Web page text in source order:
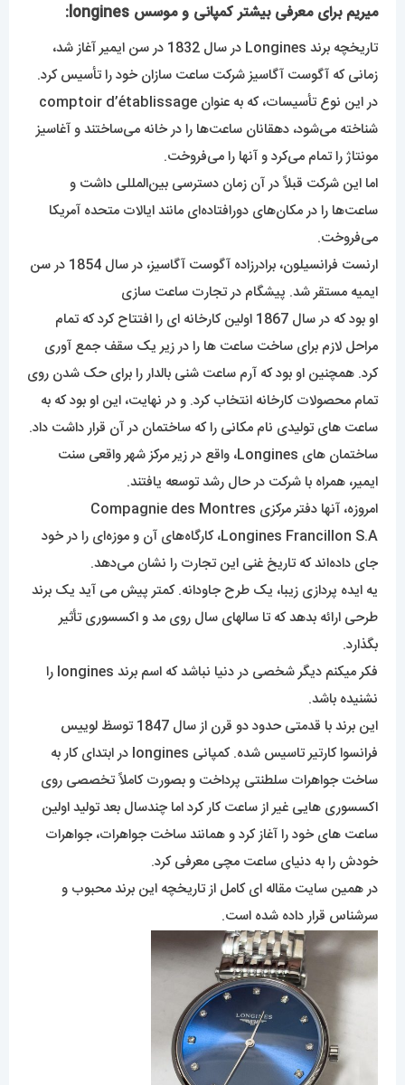
میریم برای معرفی بیشتر کمپانی و موسس longines:
تاریخچه برند Longines در سال 1832 در سن ایمیر آغاز شد،
زمانی که آگوست آگاسیز شرکت ساعت سازان خود را تأسیس کرد.
در این نوع تأسیسات، که به عنوان comptoir d’établissage
شناخته می‌شود، دهقانان ساعت‌ها را در خانه می‌ساختند و آغاسیز
مونتاژ را تمام می‌کرد و آنها را می‌فروخت.
اما این شرکت قبلاً در آن زمان دسترسی بین‌المللی داشت و
ساعت‌ها را در مکان‌های دورافتاده‌ای مانند ایالات متحده آمریکا
می‌فروخت.
ارنست فرانسیلون، برادرزاده آگوست آگاسیز، در سال 1854 در سن
ایمیه مستقر شد. پیشگام در تجارت ساعت سازی
او بود که در سال 1867 اولین کارخانه ای را افتتاح کرد که تمام
مراحل لازم برای ساخت ساعت ها را در زیر یک سقف جمع آوری
کرد. همچنین او بود که آرم ساعت شنی بالدار را برای حک شدن روی
تمام محصولات کارخانه انتخاب کرد. و در نهایت، این او بود که به
ساعت های تولیدی نام مکانی را که ساختمان در آن قرار داشت داد.
ساختمان های Longines، واقع در زیر مرکز شهر واقعی سنت
ایمیر، همراه با شرکت در حال رشد توسعه یافتند.
امروزه، آنها دفتر مرکزی Compagnie des Montres
Longines Francillon S.A، کارگاه‌های آن و موزه‌ای را در خود
جای داده‌اند که تاریخ غنی این تجارت را نشان می‌دهد.
یه ایده پردازی زیبا، یک طرح جاودانه. کمتر پیش می آید یک برند
طرحی ارائه بدهد که تا سالهای سال روی مد و اکسسوری تأثیر
بگذارد.
فکر میکنم دیگر شخصی در دنیا نباشد که اسم برند longines را
نشنیده باشد.
این برند با قدمتی حدود دو قرن از سال 1847 توسظ لوییس
فرانسوا کارتیر تاسیس شده. کمپانی longines در ابتدای کار به
ساخت جواهرات سلطنتی پرداخت و بصورت کاملاً تخصصی روی
اکسسوری هایی غیر از ساعت کار کرد اما چندسال بعد تولید اولین
ساعت های خود را آغاز کرد و همانند ساخت جواهرات، جواهرات
خودش را به دنیای ساعت مچی معرفی کرد.
در همین سایت مقاله ای کامل از تاریخچه این برند محبوب و
سرشناس قرار داده شده است.